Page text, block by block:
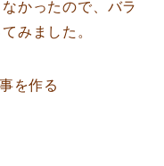
かったので、バラ
みました。
を作る